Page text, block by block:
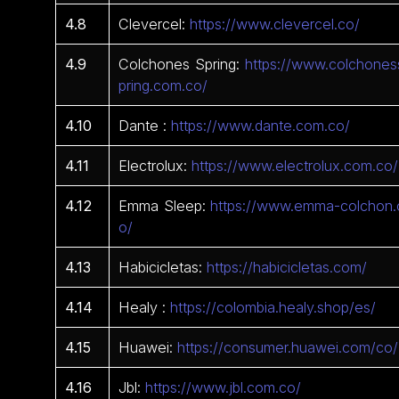
4.8 Clevercel:https://www.clevercel.co/
4.9 Colchones Spring:https://
pring.com.co/
4.10 Dante :https://www.dante.com.co/
4.11 Electrolux:https://www.electrolux.com.co/
4.12 Emma Sleep:https://www.emma-
o/
4.13 Habicicletas:https://habicicletas.com/
4.14 Healy :https://colombia.healy.shop/es/
4.15 Huawei:https://consumer.huawei.com/co/
4.16 Jbl:https://www.jbl.com.co/